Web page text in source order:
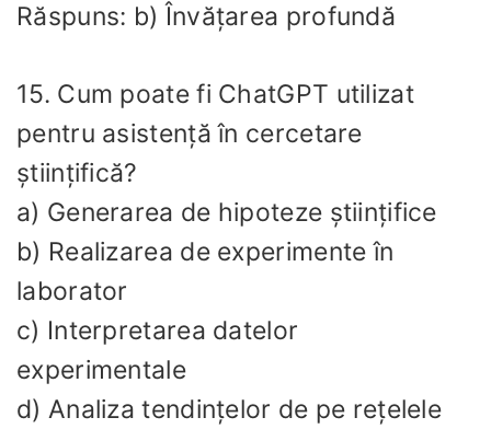
Răspuns: b) Învățarea profundă
15. Cum poate fi ChatGPT utilizat
pentru asistență în cercetare
științifică?
a) Generarea de hipoteze științifice
b) Realizarea de experimente în
laborator
c) Interpretarea datelor
experimentale
d) Analiza tendințelor de pe rețelele